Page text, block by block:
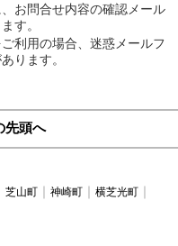
お問合せ内容の確認メール
す。
利用の場合、迷惑メールフ
ります。
先頭へ
芝山町 神崎町
横芝光町